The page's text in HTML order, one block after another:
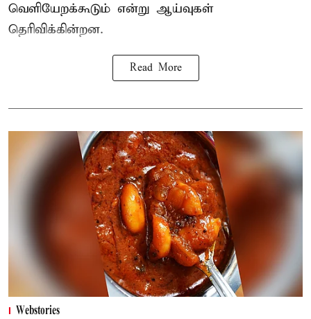
வெளியேறக்கூடும் என்று ஆய்வுகள்
தெரிவிக்கின்றன.
Read More
Webstories